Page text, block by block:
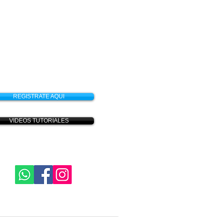
REGISTRATE AQUI
VIDEOS TUTORIALES